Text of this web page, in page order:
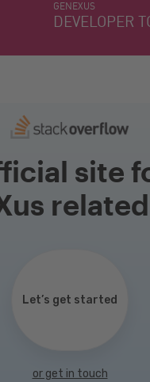
GENEXUS
DEVELOPER
site
Let’s get started
or get in touch